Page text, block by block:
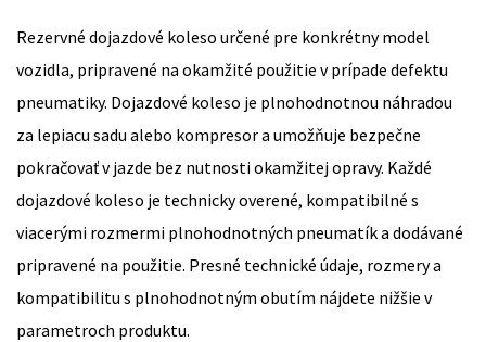
Rezervné dojazdové koleso určené pre konkrétny model
vozidla, pripravené na okamžité použitie v prípade defektu
pneumatiky. Dojazdové koleso je plnohodnotnou náhradou
za lepiacu sadu alebo kompresor a umožňuje bezpečne
pokračovať v jazde bez nutnosti okamžitej opravy. Každé
dojazdové koleso je technicky overené, kompatibilné s
viacerými rozmermi plnohodnotných pneumatík a dodávané
pripravené na použitie. Presné technické údaje, rozmery a
kompatibilitu s plnohodnotným obutím nájdete nižšie v
parametroch produktu.